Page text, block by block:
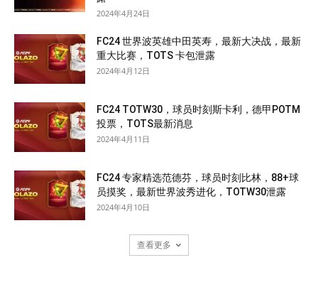
2024年4月24日
FC24 世界波英雄中田英寿，最新大决战，最新
重大比赛，TOTS 卡包泄露
2024年4月12日
FC24 TOTW30，球员时刻斯卡利，德甲POTM
投票，TOTS最新消息
2024年4月11日
FC24 专家精选范德芬，球员时刻比林，88+球
员摸奖，最新世界波秀进化，TOTW30泄露
2024年4月10日
查看更多